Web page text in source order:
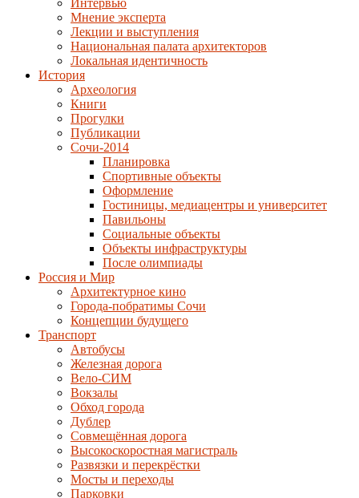
Интервью
Мнение эксперта
Лекции и выступления
Национальная палата архитекторов
Локальная идентичность
История
Археология
Книги
Прогулки
Публикации
Сочи-2014
Планировка
Спортивные объекты
Оформление
Гостиницы, медиацентры и университет
Павильоны
Социальные объекты
Объекты инфраструктуры
После олимпиады
Россия и Мир
Архитектурное кино
Города-побратимы Сочи
Концепции будущего
Транспорт
Автобусы
Железная дорога
Вело-СИМ
Вокзалы
Обход города
Дублер
Совмещённая дорога
Высокоскоростная магистраль
Развязки и перекрёстки
Мосты и переходы
Парковки